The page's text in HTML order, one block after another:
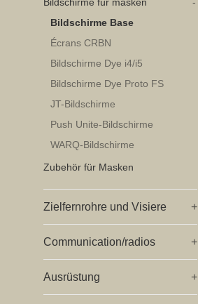
Bildschirme für masken
-
Bildschirme Base
Écrans CRBN
Bildschirme Dye i4/i5
Bildschirme Dye Proto FS
JT-Bildschirme
Push Unite-Bildschirme
WARQ-Bildschirme
Zubehör für Masken
Zielfernrohre und Visiere +
Communication/radios +
Ausrüstung +